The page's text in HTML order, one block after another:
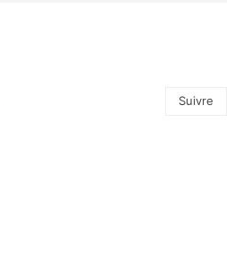
Suivre